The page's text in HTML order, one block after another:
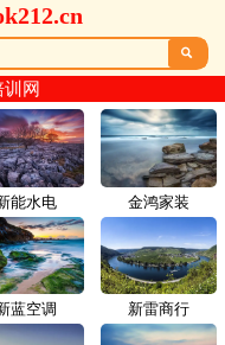

网
能水电 金鸿家装
蓝空调 新雷商行